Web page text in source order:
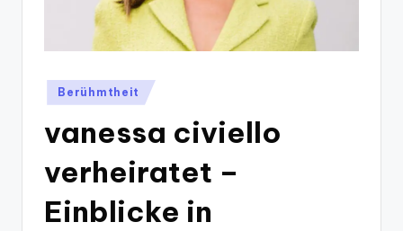
Posted
in
Berühmtheit
vanessa civiello
verheiratet –
Einblicke in